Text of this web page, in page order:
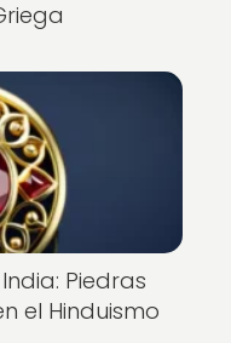
Piedras
el Hinduismo